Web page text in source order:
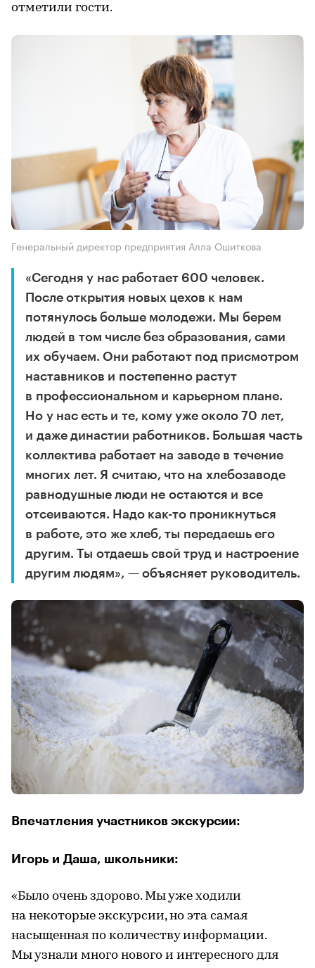
отметили гости.
Генеральный директор предприятия Алла Ошиткова
«Сегодня у нас работает 600 человек.
После открытия новых цехов к нам
потянулось больше молодежи. Мы берем
людей в том числе без образования, сами
их обучаем. Они работают под присмотром
наставников и постепенно растут
в профессиональном и карьерном плане.
Но у нас есть и те, кому уже около 70 лет,
и даже династии работников. Большая часть
коллектива работает на заводе в течение
многих лет. Я считаю, что на хлебозаводе
равнодушные люди не остаются и все
отсеиваются. Надо как-то проникнуться
в работе, это же хлеб, ты передаешь его
другим. Ты отдаешь свой труд и настроение
другим людям», — объясняет руководитель.
Впечатления участников экскурсии:
Игорь и Даша, школьники:
«Было очень здорово. Мы уже ходили
на некоторые экскурсии, но эта самая
насыщенная по количеству информации.
Мы узнали много нового и интересного для